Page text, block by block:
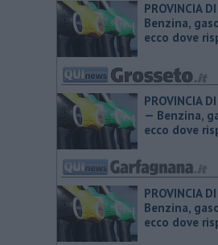
PROVINCIA
Benzina,
ecco dove
PROVINCIA
— ​Benzina,
ecco dove
PROVINCIA
Benzina,
ecco dove